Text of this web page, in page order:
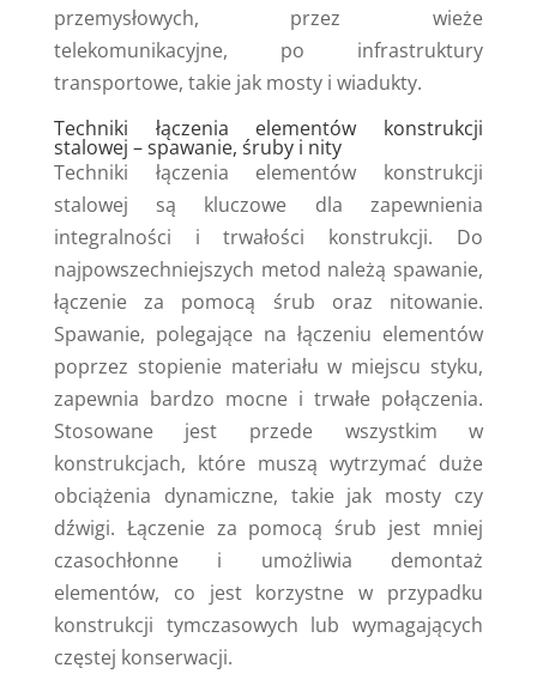
przemysłowych, przez wieże
telekomunikacyjne, po infrastruktury
transportowe, takie jak mosty i wiadukty.
Techniki łączenia elementów konstrukcji
stalowej – spawanie, śruby i nity
Techniki łączenia elementów konstrukcji
stalowej są kluczowe dla zapewnienia
integralności i trwałości konstrukcji. Do
najpowszechniejszych metod należą spawanie,
łączenie za pomocą śrub oraz nitowanie.
Spawanie, polegające na łączeniu elementów
poprzez stopienie materiału w miejscu styku,
zapewnia bardzo mocne i trwałe połączenia.
Stosowane jest przede wszystkim w
konstrukcjach, które muszą wytrzymać duże
obciążenia dynamiczne, takie jak mosty czy
dźwigi. Łączenie za pomocą śrub jest mniej
czasochłonne i umożliwia demontaż
elementów, co jest korzystne w przypadku
konstrukcji tymczasowych lub wymagających
częstej konserwacji.